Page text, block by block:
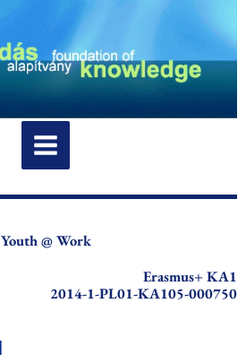
Youth @ Work
Erasmus+ KA1
2014-1-PL01-KA105-000750